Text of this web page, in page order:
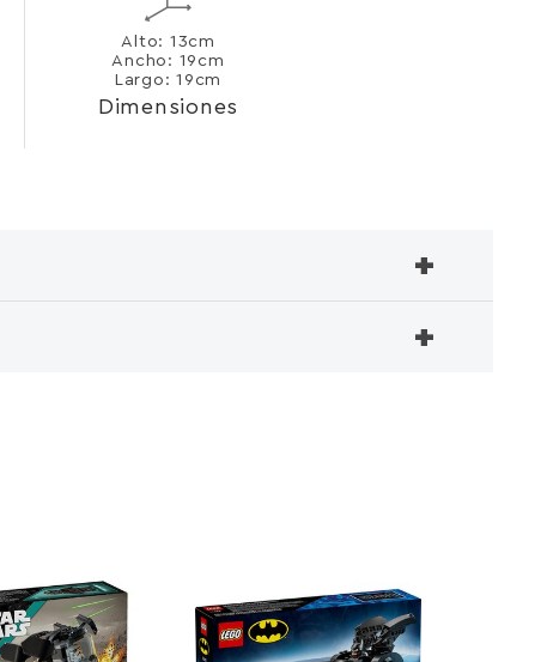
Alto: 13cm
Ancho: 19cm
Largo: 19cm
Dimensiones
+
+